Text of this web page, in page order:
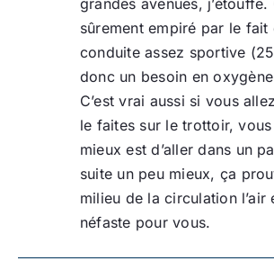
grandes avenues, j’étouffe.
sûrement empiré par le fait
conduite assez sportive
donc un besoin en
C’est vrai aussi si vous
le faites sur le trottoir,
mieux est d’aller dans un
suite un peu mieux, ça
milieu de la circulation l’air
néfaste pour vous.